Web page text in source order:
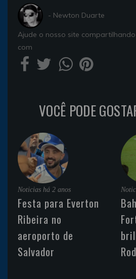
- Newton Duarte
Ajude o nosso site
com
VOCÊ PODE
Noticias há 2 anos
Festa para Everton
Ribeira no
aeroporto de
Salvador